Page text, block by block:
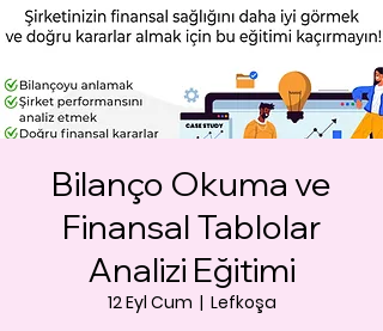
Bilanço Okuma ve
Finansal Tablolar
Analizi Eğitimi
12 Eyl Cum
  |
Lefkoşa